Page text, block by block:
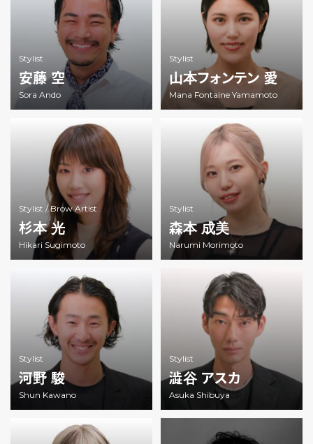
Stylist
安藤 空
Sora Ando
Stylist
山本フォンテン 愛
Mana Fontaine Yamamoto
Stylist /Brow Artist
杉本 光
Hikari Sugimoto
Stylist
森本 成美
Narumi Morimoto
Stylist
河野 駿
Shun Kawano
Stylist
澁谷 アスカ
Asuka Shibuya